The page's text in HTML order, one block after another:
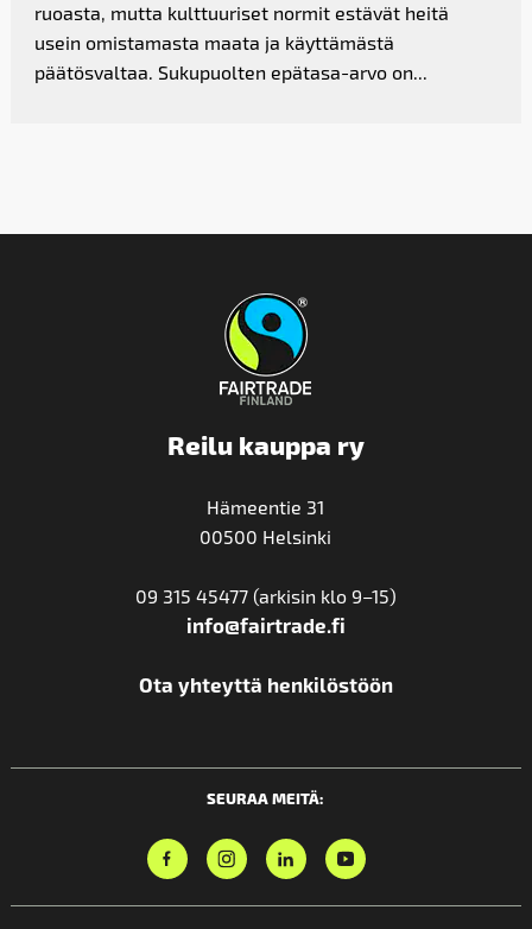
ruoasta, mutta kulttuuriset normit estävät heitä
usein omistamasta maata ja käyttämästä
päätösvaltaa. Sukupuolten epätasa-arvo on...
Reilu kauppa ry
Hämeentie 31
00500 Helsinki
09 315 45477 (arkisin klo 9–15)
info@fairtrade.fi
Ota yhteyttä henkilöstöön
SEURAA MEITÄ: